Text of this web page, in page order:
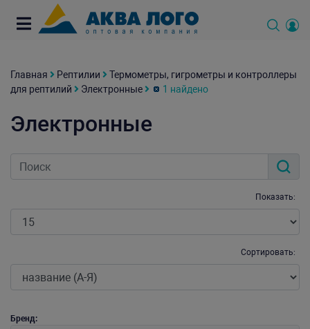
Главная Рептилии
Термометры, гигрометры и контроллеры
для рептилий
Электронные 1 найдено
Электронные
Показать:
Сортировать:
Бренд: